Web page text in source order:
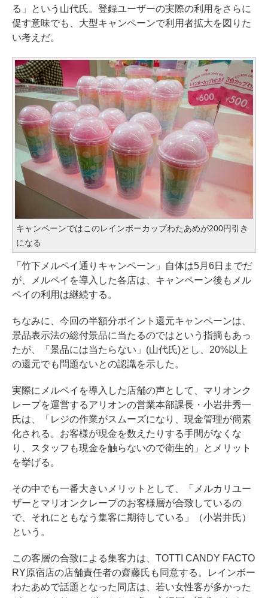
る」という山代氏。登録ユーザーの実際の利用をさらに
促す意味でも、大型キャンペーンで利用者拡大を図りた
い考えだ。
キャンペーンではこのレインボーカップわたあめが200円引き
になる
「竹下メルペイ通りキャンペーン」自体は5月6日までだ
が、メルペイを導入した各店は、キャンペーン後もメル
ペイの利用は継続する。
ちなみに、今回の半額分ポイント還元キャンペーンは、
景品表示法の総付景品に当たるのではという指摘もあっ
たが、「景品には当たらない」(山代氏)とし、20%以上
の還元でも問題ないとの認識を示した。
実際にメルペイを導入した店舗の声として、マリオンク
レープを運営するアリオンの営業本部課長・小岩井秀一
氏は、「レジの作業がスムーズになり、現金管理が簡素
化される。お客様が現金を数えたりする手間がなくな
り、スタッフも現金を触らないので衛生的」とメリット
を挙げる。
その中でも一番大きいメリットとして、「メルカリユー
ザーとマリオンクレープのお客様層が合致しているの
で、それにともなう集客に期待している」（小岩井氏）
という。
この客層の合致による集客力は、TOTTI CANDY FACTO
RY原宿店の店舗責任者の齋藤氏も同意する。レインボー
わたあめで話題となった同店は、若い女性客が多かった